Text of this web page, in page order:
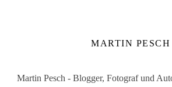
MARTIN PESCH
Martin Pesch - Blogger, Fotograf und